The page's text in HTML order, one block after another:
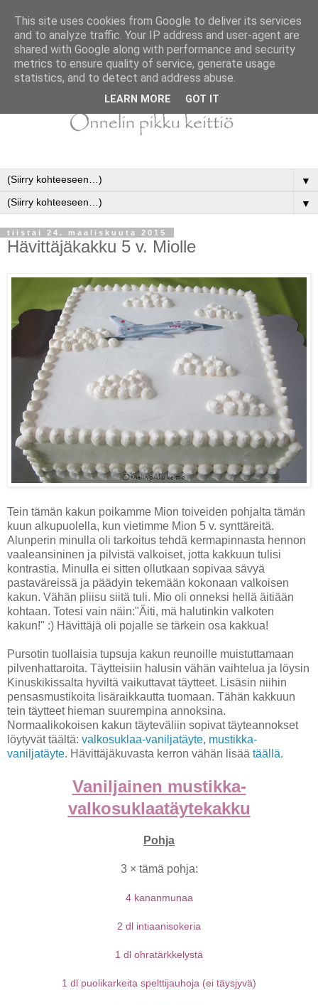
▼
▼
tiistai 24. maaliskuuta 2015
Hävittäjäkakku 5 v. Miolle
Tein tämän kakun poikamme Mion toiveiden pohjalta tämän
kuun alkupuolella, kun vietimme Mion 5 v. synttäreitä.
Alunperin minulla oli tarkoitus tehdä kermapinnasta hennon
vaaleansininen ja pilvistä valkoiset, jotta kakkuun tulisi
kontrastia. Minulla ei sitten ollutkaan sopivaa sävyä
pastaväreissä ja päädyin tekemään kokonaan valkoisen
kakun. Vähän pliisu siitä tuli. Mio oli onneksi hellä äitiään
kohtaan. Totesi vain näin:"Äiti, mä halutinkin valkoten
kakun!" :) Hävittäjä oli pojalle se tärkein osa kakkua!
Pursotin tuollaisia tupsuja kakun reunoille muistuttamaan
pilvenhattaroita. Täytteisiin halusin vähän vaihtelua ja löysin
Kinuskikissalta hyviltä vaikuttavat täytteet. Lisäsin niihin
pensasmustikoita lisäraikkautta tuomaan. Tähän kakkuun
tein täytteet hieman suurempina annoksina.
Normaalikokoisen kakun täyteväliin sopivat täyteannokset
löytyvät täältä: valkosuklaa-vaniljatäyte, mustikka-
vaniljatäyte. Hävittäjäkuvasta kerron vähän lisää täällä.
Vaniljainen mustikka-
valkosuklaatäytekakku
Pohja
3 × tämä pohja:
4 kananmunaa
2 dl intiaanisokeria
1 dl ohratärkkelystä
1 dl puolikarkeita spelttijauhoja (ei täysjyvä)
This site uses cookies from Google to deliver its services
and to analyze traffic. Your IP address and user-agent are
shared with Google along with performance and security
metrics to ensure quality of service, generate usage
statistics, and to detect and address abuse.
LEARN MORE GOT IT